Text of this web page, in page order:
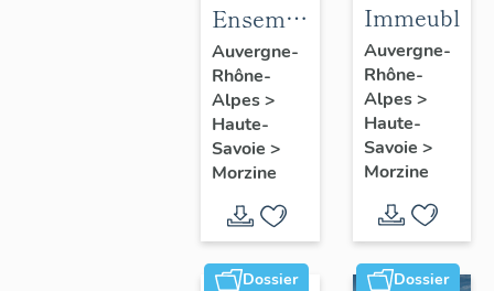
Ensemble
du génie
civil ;
galerie
marchande ;
établissement
administratif ;
salle de
spectacle
Auvergne-
Rhône-
Alpes>
Haute-
Savoie >
Morzine
Immeubles
Auvergne-
Rhône-
Alpes>
Haute-
Savoie >
Morzine
Dossier Dossier